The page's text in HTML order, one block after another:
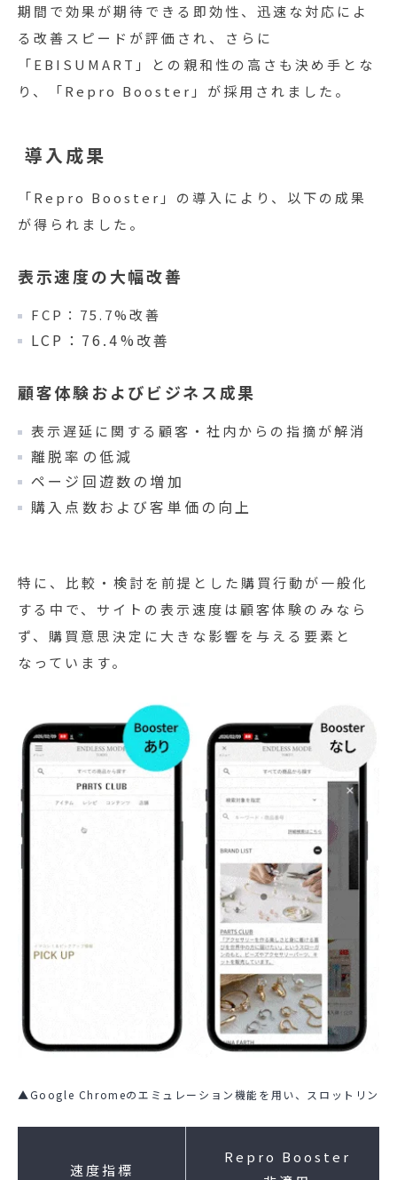
期間で効果が期待できる即効性、迅速な対応によ
る改善スピードが評価され、さらに
「EBISUMART」との親和性の高さも決め手とな
り、「Repro Booster」が採用されました。
導入成果
「Repro Booster」の導入により、以下の成果
が得られました。
表示速度の大幅改善
FCP：75.7%改善
LCP：76.4%改善
顧客体験およびビジネス成果
表示遅延に関する顧客・社内からの指摘が解消
離脱率の低減
ページ回遊数の増加
購入点数および客単価の向上
特に、比較・検討を前提とした購買行動が一般化
する中で、サイトの表示速度は顧客体験のみなら
ず、購買意思決定に大きな影響を与える要素と
なっています。
▲Google Chromeのエミュレーション機能を用い、スロットリング
速度指標
Repro Booster